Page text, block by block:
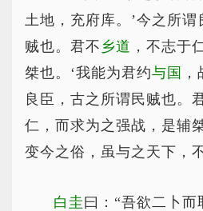
土地，充府库。’今之所
贼也。君不 乡道 ，不志于
桀也。‘我能为君约与国
良臣，古之所谓民贼也。
仁，而求为之强战，是辅
变今之俗，虽与之天下，
白圭 曰：“吾欲二卜而